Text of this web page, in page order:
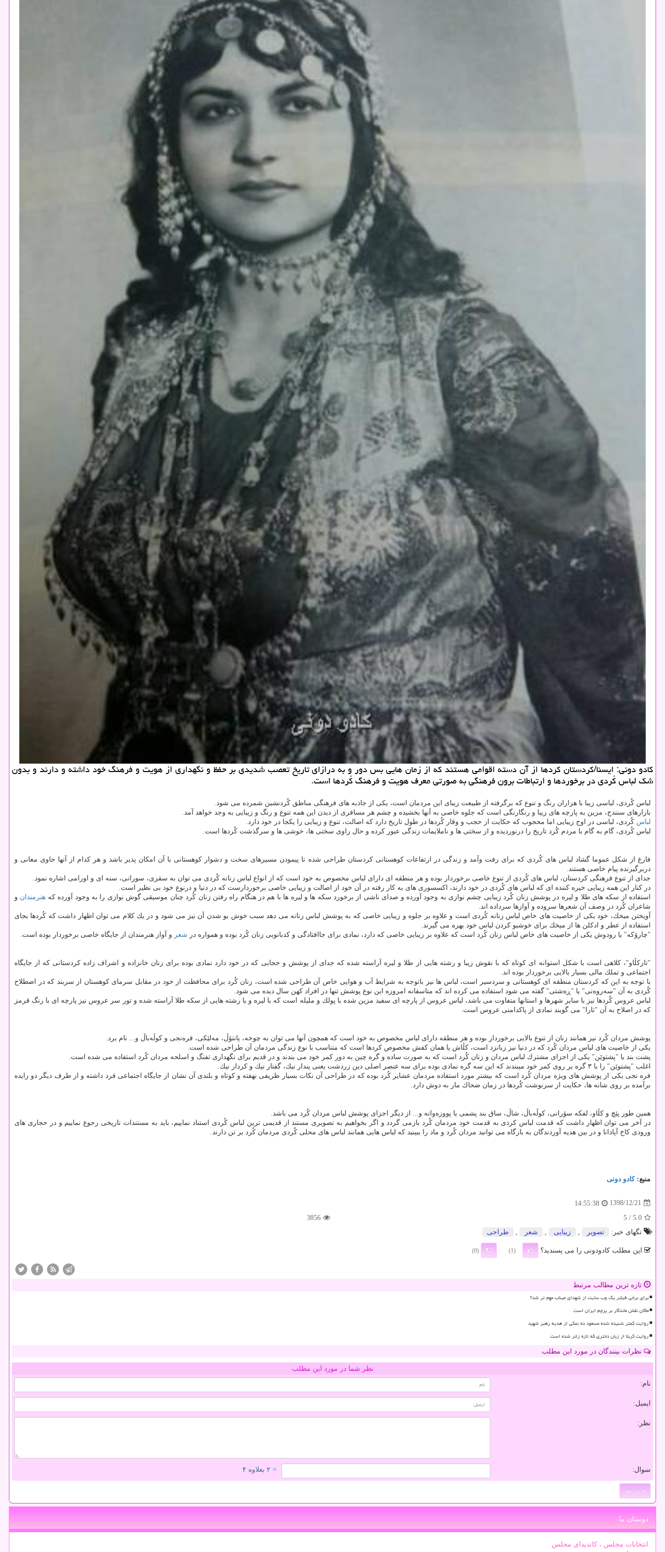
كادو دونی: ایسنا/كردستان كردها از آن دسته اقوامی هستند كه از زمان هایی بس دور و به درازای تاریخ تعصب شدیدی بر حفظ و نگهداری از هویت و فرهنگ خود داشته و دارند و بدون
شك لباس كُردی در برخوردها و ارتباطات برون فرهنگی به صورتی معرف هویت و فرهنگ كُردها است.
لباس كُردی، لباسی زیبا با هزاران رنگ و تنوع كه برگرفته از طبیعت زیبای این مردمان است، یكی از جاذبه های فرهنگی مناطق كُردنشین شمرده می شود.
بازارهای سنندج، مزین به پارچه های زیبا و رنگارنگی است كه جلوه خاصی به آنها بخشیده و چشم هر مسافری از دیدن این همه تنوع و رنگ و زیبایی به وجد خواهد آمد.
لباس كُردی، لباسی در اوج زیبایی اما محجوب كه حكایت از حجب و وقار كُردها در طول تاریخ دارد كه اصالت، تنوع و زیبایی را یكجا در خود دارد.
لباس كُردی، گام به گام با مردم كُرد تاریخ را درنوردیده و از سختی ها و ناملایمات زندگی عبور كرده و حال راوی سختی ها، خوشی ها و سرگذشت كُردها است.
فارغ از شكل عموما گشاد لباس های كُردی كه برای رفت وآمد و زندگی در ارتفاعات كوهستانی كردستان طراحی شده تا پیمودن مسیرهای سخت و دشوار كوهستانی با آن امكان پذیر باشد و هر كدام از آنها حاوی معانی و
دربرگیرنده پیام خاصی هستند.
جدای از تنوع فرهنگی كردستان، لباس های كُردی از تنوع خاصی برخوردار بوده و هر منطقه ای دارای لباس مخصوص به خود است كه از انواع لباس زنانه كُردی می توان به سقزی، سورانی، سنه ای و اورامی اشاره نمود.
در كنار این همه زیبایی خیره كننده ای كه لباس های كُردی در خود دارند، اكسسوری های به كار رفته در آن خود از اصالت و زیبایی خاصی برخوردارست كه در دنیا و درنوع خود بی نظیر است.
استفاده از سكه های طلا و لیره در پوشش زنان كُرد زیبایی چشم نوازی به وجود آورده و صدای ناشی از برخورد سكه ها و لیره ها با هم در هنگام راه رفتن زنان كُرد چنان موسیقی گوش نوازی را به وجود آورده كه هنرمندان و
شاعران كُرد در وصف آن شعرها سروده و آوازها سرداده اند.
آویختن میخك، خود یكی از خاصیت های خاص لباس زنانه كُردی است و علاوه بر جلوه و زیبایی خاصی كه به پوشش لباس زنانه می دهد سبب خوش بو شدن آن نیز می شود و در یك كلام می توان اظهار داشت كه كُردها بجای
استفاده از عطر و ادكلن ها از میخك برای خوشبو كردن لباس خود بهره می گیرند.
"چارۆكە" یا رودوش یكی از خاصیت های خاص لباس زنان كُرد است كه علاوه بر زیبایی خاصی كه دارد، نمادی برای جاافتادگی و كدبانویی زنان كُرد بوده و همواره در شعر و آواز هنرمندان از جایگاه خاصی برخوردار بوده است.
"تازكڵاو"، كلاهی است با شكل استوانه ای كوتاه كه با نقوش زیبا و رشته هایی از طلا و لیره آراسته شده كه جدای از پوشش و حجابی كه در خود دارد نمادی بوده برای زنان خانزاده و اشراف زاده كردستانی كه از جایگاه
اجتماعی و تملك مالی بسیار بالایی برخوردار بوده اند.
با توجه به این كه كردستان منطقه ای كوهستانی و سردسیر است، لباس ها نیز باتوجه به شرایط آب و هوایی خاص آن طراحی شده است، زنان كُرد برای محافظت از خود در مقابل سرمای كوهستان از سربند كه در اصطلاح
كُردی به آن "سەروەنی" یا "ڕەشتی" گفته می شود استفاده می كرده اند كه متاسفانه امروزه این نوع پوشش تنها در افراد كهن سال دیده می شود.
لباس عروس كُردها نیز با سایر شهرها و استانها متفاوت می باشد، لباس عروس از پارچه ای سفید مزین شده با پولك و ملیله است كه با لیره و یا رشته هایی از سكه طلا آراسته شده و تور سر عروس نیز پارچه ای با رنگ قرمز
كه در اصلاح به آن "تارا" می گویند نمادی از پاكدامنی عروس است.
پوشش مردان كُرد نیز همانند زنان از تنوع بالایی برخوردار بوده و هر منطقه دارای لباس مخصوص به خود است كه همچون آنها می توان به چوخه، پانتۆڵ، مەلێكی، فرەنجی و كوڵەباڵ و... نام برد.
یكی از خاصیت های لباس مردان كُرد كه در دنیا نیز زبانزد است، كڵاش یا همان كفش مخصوص كردها است كه متناسب با نوع زندگی مردمان آن طراحی شده است.
پشت بند یا "پشتوێن" یكی از اجزای مشترك لباس مردان و زنان كُرد است كه به صورت ساده و گره چین به دور كمر خود می بندند و در قدیم برای نگهداری تفنگ و اسلحه مردان كُرد استفاده می شده است.
اغلب "پشتوێن" را با ۳ گره بر روی كمر خود میبندند كه این سه گره نمادی بوده برای سه عنصر اصلی دین زردشت یعنی پندار نیك، گفتار نیك و كردار نیك.
فره نجی یكی از پوشش های ویژه مردان كُرد است كه بیشتر مورد استفاده مردمان عشایر كُرد بوده كه در طراحی آن نكات بسیار ظریفی نهفته و كوتاه و بلندی آن نشان از جایگاه اجتماعی فرد داشته و از طرف دیگر دو زایده
برآمده بر روی شانه ها، حكایت از سرنوشت كُردها در زمان ضحاك مار به دوش دارد.
همین طور پێچ و كڵاو، لفكه سۆرانی، كوڵەباڵ، شاڵ، ساق بند پشمی یا پووزەوانه و... از دیگر اجزای پوشش لباس مردان كُرد می باشد.
در آخر می توان اظهار داشت كه قدمت لباس كردی به قدمت خود مردمان كُرد بازمی گردد و اگر بخواهیم به تصویری مستند از قدیمی ترین لباس كُردی استناد نماییم، باید به مستندات تاریخی رجوع نماییم و در حجاری های
ورودی كاخ آپادانا و در بین هدیه آوردندگان به بارگاه می توانید مردان كُرد و ماد را ببینید كه لباس هایی همانند لباس های محلی كُردی مردمان كُرد بر تن دارند.
منبع:كادو دونی
1398/12/21
14:55:38
5.0
/ 5
3856
تگهای خبر:
تصویر , زیبایی , شعر , طراحی
این مطلب کادودونی را می پسندید؟ (1)
(0)
تازه ترین مطالب مرتبط
برای برخی فیلتر یک وب سایت از شهدای میناب مهم تر شد؟
ماکان نقش ماندگار بر پرچم ایران است
روایت کمتر شنیده شده مسعود ده نمکی از هدیه رهبر شهید
روایت کربلا از زبان دختری که تازه زائر شده است
نظرات بینندگان در مورد این مطلب
نظر شما در مورد این مطلب
نام:
ایمیل:
نظر:
سوال: = ۲ بعلاوه ۴
دوستان ما
انتخابات مجلس ، کاندیدای مجلس